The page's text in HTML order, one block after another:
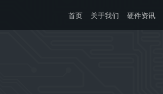
首页 关于我们 硬件资讯